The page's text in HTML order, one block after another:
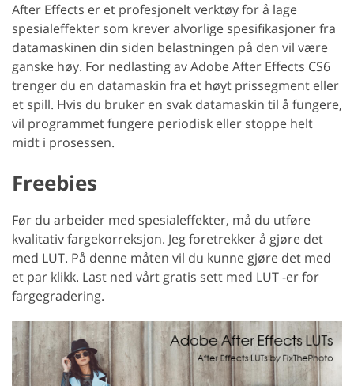
After Effects er et profesjonelt verktøy for å lage
spesialeffekter som krever alvorlige spesifikasjoner fra
datamaskinen din siden belastningen på den vil være
ganske høy. For nedlasting av Adobe After Effects CS6
trenger du en datamaskin fra et høyt prissegment eller
et spill. Hvis du bruker en svak datamaskin til å fungere,
vil programmet fungere periodisk eller stoppe helt
midt i prosessen.
Freebies
Før du arbeider med spesialeffekter, må du utføre
kvalitativ fargekorreksjon. Jeg foretrekker å gjøre det
med LUT. På denne måten vil du kunne gjøre det med
et par klikk. Last ned vårt gratis sett med LUT -er for
fargegradering.